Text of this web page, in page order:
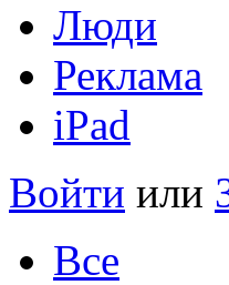
Люди
Реклама
iPad
Войти или
Все